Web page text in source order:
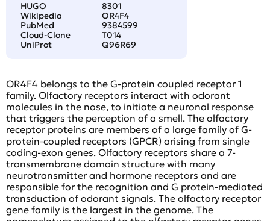
HUGO
8301
Wikipedia
OR4F4
PubMed
9384599
Cloud-Clone
T014
UniProt
Q96R69
OR4F4 belongs to the G-protein coupled receptor 1
family. Olfactory receptors interact with odorant
molecules in the nose, to initiate a neuronal response
that triggers the perception of a smell. The olfactory
receptor proteins are members of a large family of G-
protein-coupled receptors (GPCR) arising from single
coding-exon genes. Olfactory receptors share a 7-
transmembrane domain structure with many
neurotransmitter and hormone receptors and are
responsible for the recognition and G protein-mediated
transduction of odorant signals. The olfactory receptor
gene family is the largest in the genome. The